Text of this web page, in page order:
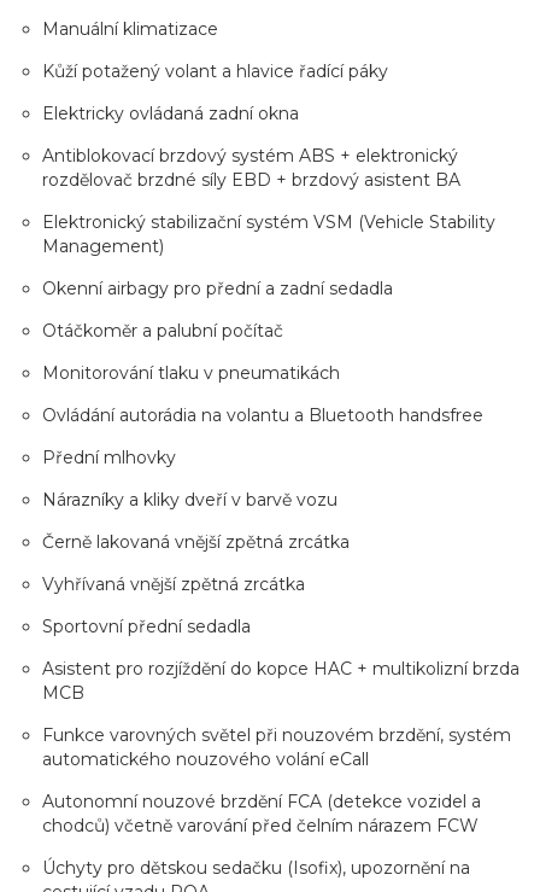
Manuální klimatizace
Kůží potažený volant a hlavice řadící páky
Elektricky ovládaná zadní okna
Antiblokovací brzdový systém ABS + elektronický
rozdělovač brzdné síly EBD + brzdový asistent BA
Elektronický stabilizační systém VSM (Vehicle Stability
Management)
Okenní airbagy pro přední a zadní sedadla
Otáčkoměr a palubní počítač
Monitorování tlaku v pneumatikách
Ovládání autorádia na volantu a Bluetooth handsfree
Přední mlhovky
Nárazníky a kliky dveří v barvě vozu
Černě lakovaná vnější zpětná zrcátka
Vyhřívaná vnější zpětná zrcátka
Sportovní přední sedadla
Asistent pro rozjíždění do kopce HAC + multikolizní brzda
MCB
Funkce varovných světel při nouzovém brzdění, systém
automatického nouzového volání eCall
Autonomní nouzové brzdění FCA (detekce vozidel a
chodců) včetně varování před čelním nárazem FCW
Úchyty pro dětskou sedačku (Isofix), upozornění na